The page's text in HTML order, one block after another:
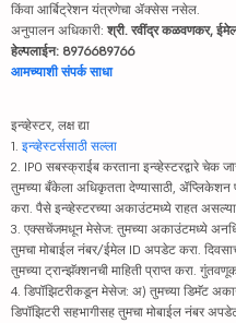
किंवा आर्बिट्रेशन यंत्रणेचा ॲक्सेस नसेल.
अनुपालन अधिकारी: श्री. रवींद्र कळवणकर,
हेल्पलाईन: 8976689766
आमच्याशी संपर्क साधा
इन्व्हेस्टर, लक्ष द्या
1. इन्व्हेस्टर्ससाठी सल्ला
2. IPO सबस्क्राईब करताना इन्व्हेस्टरद्वारे चेक
तुमच्या बँकेला अधिकृतता देण्यासाठी, ॲप्लिकेशन
करा. पैसे इन्व्हेस्टरच्या अकाउंटमध्ये राहत
3. एक्सचेंजमधून मेसेज: तुमच्या अकाउंटमध्ये
तुमचा मोबाईल नंबर/ईमेल ID अपडेट करा.
तुमच्या ट्रान्झॅक्शनची माहिती प्राप्त करा.
4. डिपॉझिटरीकडून मेसेज: अ) तुमच्या डिमॅट
डिपॉझिटरी सहभागीसह तुमचा मोबाईल नंबर